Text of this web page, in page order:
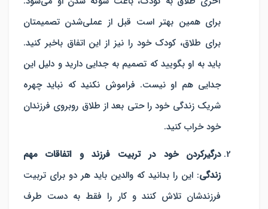
برای همین بهتر است قبل از عملی‌شدن تصمیمتان
برای طلاق، کودک خود را نیز از این اتفاق باخبر کنید.
باید به او بگویید که تصمیم به جدایی دارید و دلیل این
جدایی هم او نیست. فراموش نکنید که نباید چهره
شریک زندگی خود را حتی بعد از طلاق روبروی فرزندان
خود خراب کنید.
درگیرکردن خود در تربیت فرزند و اتفاقات مهم
زندگی: این را بدانید که والدین باید هر دو برای تربیت
فرزندشان تلاش کنند و کار را فقط به دست طرف